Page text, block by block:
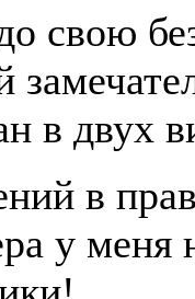
свою
в двух
в
у меня